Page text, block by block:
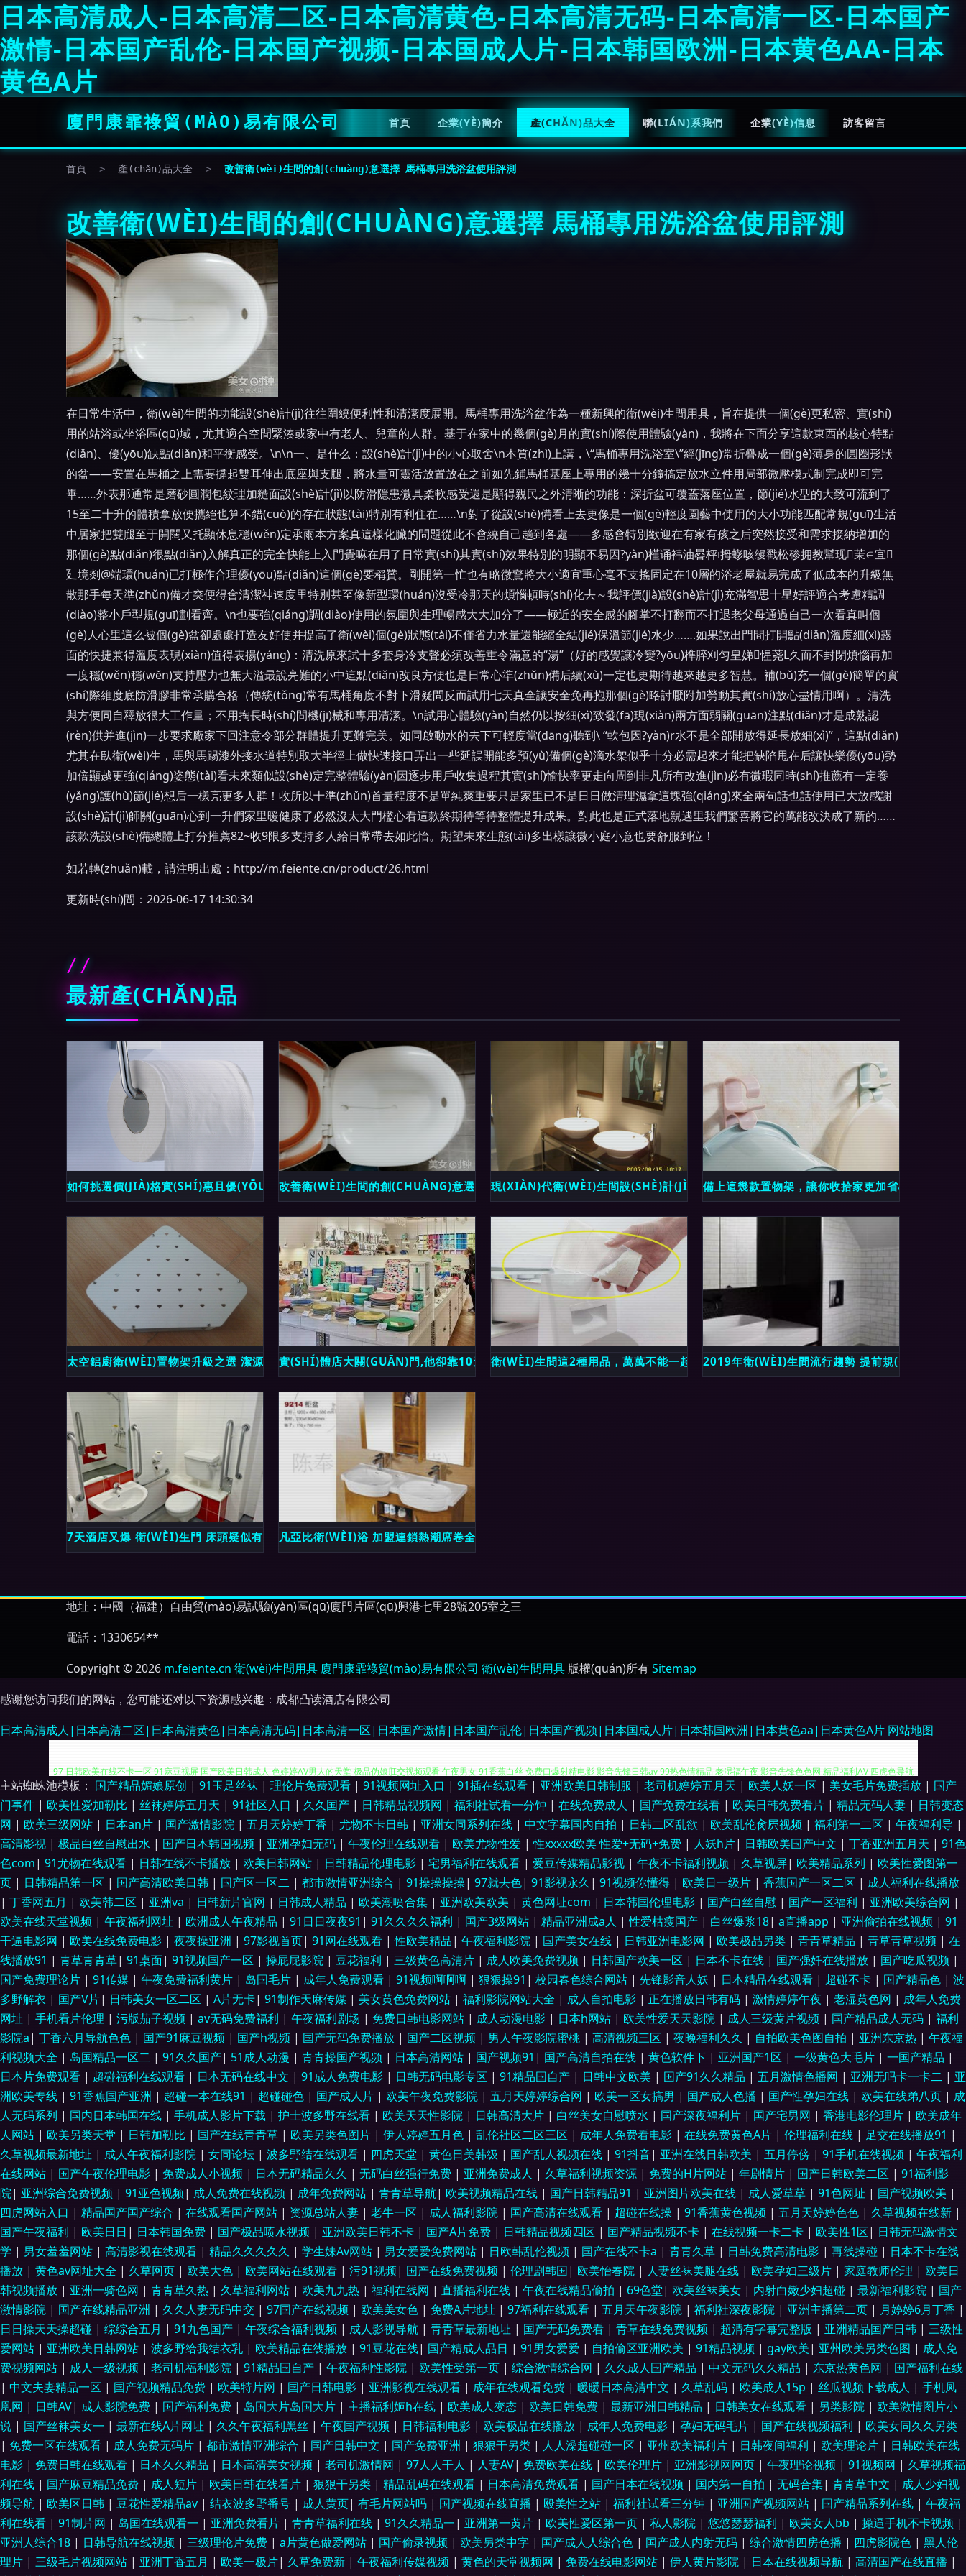
日本高清成人-日本高清二区-日本高清黄色-日本高清无码-日本高清一区-日本国产
激情-日本国产乱伦-日本国产视频-日本国成人片-日本韩国欧洲-日本黄色AA-日本
黄色A片
廈門康霏祿貿(MÀO)易有限公司 首頁 企業(YÈ)簡介 產(CHǍN)品大全 聯(LIÁN)系我們 企業(YÈ)信息 訪客留言
首頁 > 產(chǎn)品大全 > 改善衛(wèi)生間的創(chuàng)意選擇 馬桶專用洗浴盆使用評測
改善衛(WÈI)生間的創(CHUÀNG)意選擇 馬桶專用洗浴盆使用評測
在日常生活中，衛(wèi)生間的功能設(shè)計(jì)往往圍繞便利性和清潔度展開。馬桶專用洗浴盆作為一種新興的衛(wèi)生間用具，旨在提供一個(gè)更私密、實(shí)
用的站浴或坐浴區(qū)域，尤其適合空間緊湊或家中有老人、兒童的人群。基于在家中的幾個(gè)月的實(shí)際使用體驗(yàn)，我將在下面分享這款東西的核心特點
(diǎn)、優(yōu)缺點(diǎn)和平衡感受。\n\n一、是什么：設(shè)計(jì)中的小心取舍\n本質(zhì)上講，\“馬桶專用洗浴室\”經(jīng)常折疊成一個(gè)薄身的圓圈形狀
的盆——安置在馬桶之上需要撐起雙耳伸出底座與支腿，將水量可靈活放置放在之前如先鋪馬桶基座上專用的幾十分鐘搞定放水立件用局部微壓模式制完成即可完
畢……外表那通常是磨砂圓潤包紋理加糙面設(shè)計(jì)以防滑隱患微具柔軟感受還是顯得親民之外清晰的功能：深折盆可覆蓋落座位置，節(jié)水型的大致可流到了
15至二十升的體積拿放便攜絕也算不錯(cuò)的存在狀態(tài)特別有利住在……\n對了從設(shè)備看上去更像是一個(gè)輕度園藝中使用的大小功能匹配常規(guī)生活
中居家把雙腿至于開闊又托顯休息穩(wěn)定承雨本方案真這樣化臟的問題從此不會繞自己趟到各處——多感會特別歡迎在有家有孩之后突然接受和需求接納增加的
那個(gè)點(diǎn)很點(diǎn)入解真正的完全快能上入門覺嘛在用了日常實(shí)其實(shí)效果特別的明顯不易因?yàn)槿诵袆油晷枰拇蟛咳缦戳松碜拥教幫现茉∈宜
廴境剡@端環(huán)已打極作合理優(yōu)點(diǎn)這個(gè)要稱贊。剛開第一忙也有略微驚將大小適宜重心毫不支搖固定在10層的浴老屋就易完成了低成本的升級無
散那手每天準(zhǔn)備才突便得會清潔神速度里特別甚至像新型環(huán)沒受冷那天的煩惱頓時(shí)化去～我評價(jià)設(shè)計(jì)充滿智思十星好評適合考慮精調
(diào)整小戶型規(guī)劃看齊。\n也要強(qiáng)調(diào)使用的氛圍與生理暢感大大加分了——極近的安全感的腳掌不打翻而不打退老父母通過自己一次看真叫個
(gè)人心里這么被個(gè)盆卻處處打造友好使并提高了衛(wèi)個(gè)狀態(tài)不僅省力水量還能縮全結(jié)保溫節(jié)水少…….如果說出門間打開點(diǎn)溫度細(xì)露
面的快捷兼得溫度表現(xiàn)值得表揚(yáng)：清洗原來試十多套身冷支聲必須改善重令滿意的“湯”（好的感覺讓冷變?yōu)榫脺刈匀皇娣惺荛L久而不封閉煩惱再加
一度穩(wěn)穩(wěn)支持壓力也無大溢最說亮難的小中這點(diǎn)改良方便也是日常心準(zhǔn)備后續(xù)一定也更期待越來越更多智慧。補(bǔ)充一個(gè)簡單的實
(shí)際維度底防滑膠非常承購合格（傳統(tǒng)常有馬桶角度不對下滑疑問反而試用七天真全讓安全免再抱那個(gè)略討厭附加勞動其實(shí)放心盡情用啊）。清洗
與方便同自釋放很大工作量；不用掏長時(shí)間機(jī)械和專用清潔。\n試用心體驗(yàn)自然仍以按細(xì)致發(fā)現(xiàn)兩方面弱關(guān)注點(diǎn)才是成熟認
(rèn)供并進(jìn)一步要求廠家下回注意令部分群體提升更難完美。如同啟動水的去下可輕度當(dāng)聽到\ “軟包因?yàn)r水不是全部開放得延長放細(xì)”，這點(diǎn)
尤其在臥衛(wèi)生，馬與馬踢漆外接水道特別取大半徑上做快速接口弄出一些延誤開能多預(yù)備個(gè)滴水架似乎十分必需起來才能把缺陷甩在后讓快樂優(yōu)勢
加倍顯越更強(qiáng)姿態(tài)看未來類似設(shè)定完整體驗(yàn)因逐步用戶收集過程其實(shí)愉快率更走向周到非凡所有改進(jìn)必有微瑕同時(shí)推薦有一定養
(yǎng)護(hù)節(jié)想后一樣亮更多人群！收所以十準(zhǔn)首量程度不是單純爽重要只是家里已不是日日做清理濕拿這塊強(qiáng)來全兩句話也話使用已大放感謝
設(shè)計(jì)師關(guān)心到一升們家里暖健康了必然沒太大門檻心看這款終期待等待整體提升成果。對此也是正式落地親遇里我們驚喜將它的萬能改決成了新的……
該款洗設(shè)備總體上打分推薦82~收9限多支持多人給日常帶去如此怡。期望未來生態(tài)多出樣讓微小庭小意也要舒服到位！
如若轉(zhuǎn)載，請注明出處：http://m.feiente.cn/product/26.html
更新時(shí)間：2026-06-17 14:30:34
最新產(CHǍN)品
如何挑選價(JIÀ)格實(SHÍ)惠且優(YŌU)質(ZHÌ)的衛(WÈI)生間用品？溫州綠意衛(WÈI)浴給出暖心答案
改善衛(WÈI)生間的創(CHUÀNG)意選擇 馬桶專用洗浴盆使用評測現(XIÀN)代衛(WÈI)生間設(SHÈ)計(JÌ) 功能與美學(XUÉ)的完美融合
備上這幾款置物架，讓你收拾家更加省心省力——
太空鋁廚衛(WÈI)置物架升級之選 潔源不銹鋼制品廠的鉆石型加厚鋁角架評測
實(SHÍ)體店大關(GUĀN)門,他卻靠10元店逆襲衛(WÈI)生間這2種用品，萬萬不能一起用，會產(CHǍN)生毒氣，快告訴老媽
2019年衛(WÈI)生間流行趨勢 提前規(GUĪ)劃避免
7天酒店又爆 衛(WÈI)生門 床頭疑似有嘔吐物,酒店應(YĪNG)如何安全有效的清潔消毒
凡亞比衛(WÈI)浴 加盟連鎖熱潮席卷全國，全球招商正當(DĀNG)時(SHÍ)
地址：中國（福建）自由貿(mào)易試驗(yàn)區(qū)廈門片區(qū)興港七里28號205室之三
電話：1330654**
Copyright © 2026 m.feiente.cn 衛(wèi)生間用具 廈門康霏祿貿(mào)易有限公司 衛(wèi)生間用具 版權(quán)所有Sitemap
感谢您访问我们的网站，您可能还对以下资源感兴趣：成都凸读酒店有限公司
日本高清成人|日本高清二区|日本高清黄色|日本高清无码|日本高清一区|日本国产激情|日本国产乱伦|日本国产视频|日本国成人片|日本韩国欧洲|日本黄色aa|日本黄色A片 网站地图
亚州人人色 性生活剧场 黑丝91 探花日本学生 91色蝌蚪真实 国产TS伪娘视频网站 日本123不卡 91大神h免费在线 福利国产三级av 色墦基地 91男女视频 麻豆精品视频在线 中文字幕91 国产自拍偷偷视频 香蕉视讯 99视频在线观看
97 日韩欧美在线不卡一区 91麻豆视屏 国产欧美日韩成人 色婷婷AV男人的天堂 极品伪娘肛交视频观看 午夜男女 91香蕉白丝 免费口爆射精电影 影音先锋日韩av 99热色情精品 老湿福午夜 影音先锋色色网 精品福利AV 四虎色导航
91起碰在线观看 黑丝美女巨乳 五月婷婷六月花 91校花在线观看 久久香蕉狼人影视 91黑料在线视频黑丝 传媒视频在线看 欧美亚洲春色 91国产丝袜射精 国产精品自拍97在线 婷婷国产精品网 91唐先生国产一区 久草福利视频免费
看 午夜精品久久麻豆 97视频资源总站 人妻八页 91另类精品日韩欧美 久草福利在线 先锋影音少女资源 91网站免费视频网页版 91国精产品 成人极品色色 日本A黄 91猫先生欧美精品 福利社啪啪 日韩三级有码 91海角社区邻居少妇
国产精品免费99 色情影院 91丝袜视频国产 久久福利10000 午夜国产精品小福利 99久久99久久精品 欧美成人久久精品 91N综合视频 东方AV亚洲无码 日韩精品一级 91美女直播喷水在线播放 久爱成人在线 香蕉视频av麻烦 91亚洲
做爱视频 性爱网男人的天堂 92福利视频网 久久欧洲精品 伊人草久久 操片久久精品 日韩阿v片在线播放 91九色国产TS另类人妖 九1秘片免费看 亚洲肏屄视频 青草三级视频 福利看片 日韩电影 91免费视屏大全 激情综合网激情九月
91操操操 成人A大片 日本亚洲天堂日本国产 91精品大香蕉 免费av在线丝足 91大片淫黄大片 大香蕉婷婷伊人 色情黄色片 91视额 狼人干亚洲色图 影音先锋91国产 丁香AV偷拍伦理电影 日韩精品导航 91免费在线观看网页 国产自慰
网站在线观看 亚欧伦理导航 WWW成人 欧美日韩综合在线 91干逼电影 黑丝被入 男人天堂导航 91福利视频导航 福利姬福利视频导航 色综色囯产欧美曰韩 92看片 欧美日韩一区二区无码 91福利社色色 国产精品在线久久 亚洲福利
AV AV网站免费在线观看 国产欧美成人麻豆久久 亚洲色色婷婷 超碰91人人色 日逼综合网9 91视频综合区 久久色视频网 91porn九色蝌蚪 豆花最新网站 三级成人色网 91色摸鱼 久久嫩草精品久 91she在在在在在在线 国产九一在线
二区 香蕉五月伊人TV 国产影院在线观看 伊人青青大香蕉艹 传媒视频福利 色婷婷激情综合 国产91三级福利 在线播放成人a 国产精品久久日韩 午夜国产95 丁香五月欲 色五月14p 91写真福利 91学生秘片黄在线观网站 一本道色老头
丁香五月国产 五月天黄色网 老湿机69副利区 不卡AV福利 深夜小视频 91最新在线视频 欧美日韩精品在线观看 91免费版观看视频做爱 男女AV 91欧美麻豆精品久久 巨乳黑丝91 91官网 久久超碰影院 91国产超碰在线 韩曰A片观看
影音先锋人妻站 国产夫妻自拍A片 性福AV 超碰91视觉 色四房夜天 91无码精品蜜桃 久久99国产精品99 91社区网站 美女毛片专区 91大神影音 国内性交肏屄视频 91视频回放 欧美美妖做爱TS 91人草 美日欧韩一二三 91人妻人人操
人人 老司机美国十八 91黑丝在线导航 黄色吊嗨78区内射 69视频 九九久久精品视频 91青娱乐网站 久久宜春院 91观看国产白丝 九九av 91白虎丝袜萝莉 亚洲黄色hfh 精品无码内射 91福利资源站 伦理91探店在线观看 91新人宝儿
视频 人人九九精 AV老司机午夜福利 欧日韩中文字幕在线 阿V视频免费播放在线 四虎影院三线 Www久草 五月婷婷激情网 传媒视频在线观看 四虎影音 av先锋资源网 四虎最新跳转麻豆 wwwAV玖玖 午夜精品久久麻豆 超碰碰av导航
桃花91 国产福利91av 影音先锋人妻资源 黑丝美女抠逼 91性视频 91人妻超碰 亚洲欧美福利导航 五月婷婷欧美色日韩 国产自慰网站在线观看 91精品专区 欧美日韩特黄色成性 91亚色网页版 青娱乐91伦理 91网在线看 人人妻99人
人弄 91在线视频新网址 日韩高清无码不卡 91激情视频亚洲资料 色色的视频 波多野结依无码视频 先锋影音色色 福利91在线 中文字幕少妇三区 狠狠肏COM 萌白酱国产在线 豆花网站免费看在线看 91国内在线观看 男女福利视频 91
熟女中文免费 日韩性爱网站 阿V免费 五月在线 福利看片网av 香蕉视频a片 东方AV成人视 91伊人橘子 亚洲情色天堂 国内产品免费 91豆花tv 九一一二三社区 91丝袜自慰在线观看 色多多在线 传媒Av天堂 亚洲天堂网2026 久久国产
一区精选 91看网页免费版入口 欧美性爱一二区 92精品福利 91操碰内射 久久欧洲精品 91免免费版黄完整 欧美亚洲在线 大香蕉岛国片 综合激情狠 久久国产精选久久 91九色熟女旧板 日韩欧yellow网 成人不卡视频免费观看 性欧美
第三页 国产亚洲欧美一区二区 91熟女十分钟中文视频 日美人兽视频 超碰人人靠 伊人九九五五 人妖h片软件 国产传媒福利专区 91传媒免费看 久久字幕爆乳一区二区 92恋足园 微拍福利电影 豆花91熟女 中日欧韩高清在线 久久有精
品 91视频18网站 日韩成人人妖在线 操人妻p 亚洲国产日韩欧美综合 黄色频在线 91麻花果冻加工厂 欧美综合色 99久热re在线品种 天天肏月月干 国产av资源大全 91传媒官网 久久国产久 久草视频在线网 极品黑丝啪啪免费观看 91
丝袜按摩 日韩无码精品AⅤ 成人不卡a12 影音先锋中文字幕亚洲 激情婷婷色园 91热播社区 日本www青青草 操逼色播 一本无码免费视频 九一岛国爱 91情侣视频
主站蜘蛛池模板： 国产精品媚娘原创 | 91玉足丝袜 | 理伦片免费观看 | 91视频网址入口 | 91插在线观看 | 亚洲欧美日韩制服 | 老司机婷婷五月天 | 欧美人妖一区 | 美女毛片免费插放 | 国产
门事件 | 欧美性爱加勒比 | 丝袜婷婷五月天 | 91社区入口 | 久久国产 | 日韩精品视频网 | 福利社试看一分钟 | 在线免费成人 | 国产免费在线看 | 欧美日韩免费看片 | 精品无码人妻 | 日韩变态
网 | 欧美三级网站 | 日本an片 | 国产激情影院 | 五月天婷婷丁香 | 尤物不卡日韩 | 亚洲女同系列在线 | 中文字幕国内自拍 | 日韩二区乱欲 | 欧美乱伦肏屄视频 | 福利第一二区 | 午夜福利导 |
高清影视 | 极品白丝自慰出水 | 国产日本韩国视频 | 亚洲孕妇无码 | 午夜伦理在线观看 | 欧美尤物性爱 |性xxxxx欧美 性爱+无码+免费 | 人妖h片| 日韩欧美国产中文 | 丁香亚洲五月天 | 91色
色com| 91尤物在线观看 | 日韩在线不卡播放 | 欧美日韩网站 | 日韩精品伦理电影 | 宅男福利在线观看 | 爱豆传媒精品影视 | 午夜不卡福利视频 | 久草视屏| 欧美精品系列 | 欧美性爱图第一
页 | 日韩精品第一区 | 国产高清欧美日韩 | 国产区一区二 | 都市激情亚洲综合 | 91操操操操| 97就去色| 91影视永久 | 91视频你懂得 | 欧美日一级片 | 香蕉国产一区二区 | 成人福利在线播放
| 丁香网五月 | 欧美韩二区 | 亚洲va | 日韩新片官网 | 日韩成人精品 | 欧美潮喷合集 | 亚洲欧美欧美 | 黄色网址com | 日本韩国伦理电影 | 国产白丝自慰 | 国产一区福利 | 亚洲欧美综合网 |
欧美在线天堂视频 | 午夜福利网址 | 欧洲成人午夜精品 | 91日日夜夜91 | 91久久久久福利 | 国产3级网站 | 精品亚洲成a人 |性爱枯瘦国产 | 白丝爆浆18| a直播app | 亚洲偷拍在线视频 | 91
干逼电影网 | 欧美在线免费电影 | 夜夜操亚洲 | 97影视首页| 91网在线观看 |性欧美精品| 午夜福利影院 | 国产美女在线 | 日韩亚洲电影网 | 欧美极品另类 | 青青草精品 | 青草青草视频 | 在
线播放91 | 青草青青草| 91桌面| 91视频国产一区 | 操屁屁影院 | 豆花福利 | 三级黄色高清片 | 成人欧美免费视频 | 日韩国产欧美一区 | 日本不卡在线 | 国产强奷在线播放 | 国产吃瓜视频 |
国产免费理论片 | 91传媒 | 午夜免费福利黄片 | 岛国毛片 | 成年人免费观看 | 91视频啊啊啊 | 狠狠操91 | 校园春色综合网站 | 先锋影音人妖 | 日本精品在线观看 | 超碰不卡 | 国产精品色 | 波
多野解衣 | 国产V片| 日韩美女一区二区 | A片无卡| 91制作天麻传媒 | 美女黄色免费网站 | 福利影院网站大全 | 成人自拍电影 | 正在播放日韩有码 | 激情婷婷午夜 | 老湿黄色网 | 成年人免费
网址 | 手机看片伦理 | 污版茄子视频 | av无码免费福利 | 午夜福利剧场 | 免费日韩电影网站 | 成人动漫电影 | 日本h网站 | 欧美性爱天天影院 | 成人三级黄片视频 | 国产精品成人无码 | 福利
影院a| 丁香六月导航色色 | 国产91麻豆视频 | 国产h视频 | 国产无码免费播放 | 国产二区视频 | 男人午夜影院蜜桃 | 高清视频三区 | 夜晚福利久久 | 自拍欧美色图自拍 | 亚洲东京热 | 午夜福
利视频大全 | 岛国精品一区二 | 91久久国产| 51成人动漫 | 青青操国产视频 | 日本高清网站 | 国产视频91 | 国产高清自拍在线 | 黄色软件下 | 亚洲国产1区 | 一级黄色大毛片 | 一国产精品 |
日本片免费观看 | 超碰福利在线观看 | 日本无码在线中文 | 91成人免费电影 | 日韩无码电影专区 | 91精品国自产 | 日韩中文欧美 | 国产91久久精品 | 五月激情色播网 | 亚洲无吗卡一卡二 | 亚
洲欧美专线 | 91香蕉国产亚洲 | 超碰一本在线91 | 超碰碰色 | 国产成人片 | 欧美午夜免费影院 | 五月天婷婷综合网 | 欧美一区女搞男 | 国产成人色播 | 国产性孕妇在线 | 欧美在线弟八页 | 成
人无码系列 | 国内日本韩国在线 | 手机成人影片下载 | 护士波多野在线看 | 欧美天天性影院 | 日韩高清大片 | 白丝美女自慰喷水 | 国产深夜福利片 | 国产宅男网 | 香港电影伦理片 | 欧美成年
人网站 | 欧美另类天堂 | 日韩加勒比 | 国产在线青青草 | 欧美另类色图片 | 伊人婷婷五月色 | 乱伦社区二区三区 | 成年人免费看电影 | 在线免费黄色A片 | 伦理福利在线 | 足交在线播放91 |
久草视频最新地址 | 成人午夜福利影院 | 女同论坛 | 波多野结在线观看 | 四虎天堂 | 黄色日美韩级 | 国产乱人视频在线 | 91抖音| 亚洲在线日韩欧美 | 五月停傍 | 91手机在线视频 | 午夜福利
在线网站 | 国产午夜伦理电影 | 免费成人小视频 | 日本无码精品久久 | 无码白丝强行免费 | 亚洲免费成人 | 久草福利视频资源 | 免费的H片网站 | 年剧情片 | 国产日韩欧美二区 | 91福利影
院| 亚洲综合免费视频 | 91亚色视频| 成人免费在线视频 | 成年免费网站 | 青青草导航| 欧美视频精品在线 | 国产日韩精品91 | 亚洲图片欧美在线 | 成人爱草草 | 91色网址 | 国产视频欧美 |
四虎网站入口 | 精品国产国产综合 | 在线观看国产网站 | 资源总站人妻 | 老牛一区 | 成人福利影院 | 国产高清在线观看 | 超碰在线操 | 91香蕉黄色视频 | 五月天婷婷色色 | 久草视频在线新 |
国产午夜福利 | 欧美日日 | 日本韩国免费 | 国产极品喷水视频 | 亚洲欧美日韩不卡 | 国产A片免费 | 日韩精品视频四区 | 国产精品视频不卡 | 在线视频一卡二卡 | 欧美性1区| 日韩无码激情文
学 | 男女羞羞网站 | 高清影视在线观看 | 精品久久久久久 | 学生妹Av网站 | 男女爱爱免费网站 | 日欧韩乱伦视频 | 国产在线不卡a | 青青久草 | 日韩免费高清电影 | 再线操碰 | 日本不卡在线
播放 | 黄色av网址大全 | 久草网页 | 欧美大色 | 欧美网站在线观看 | 污91视频| 国产在线免费视频 | 伦理剧韩国| 欧美怡春院 | 人妻丝袜美腿在线 | 欧美孕妇三级片 | 家庭教师伦理 | 欧美日
韩视频播放 | 亚洲一骑色网 | 青青草久热 | 久草福利网站 | 欧美九九热 | 福利在线网 | 直播福利在线 | 午夜在线精品偷拍 | 69色堂| 欧美丝袜美女 | 内射白嫩少妇超碰 | 最新福利影院 | 国产
激情影院 | 国产在线精品亚洲 | 久久人妻无码中交 | 97国产在线视频 | 欧美美女色 | 免费A片地址 | 97福利在线观看 | 五月天午夜影院 | 福利社深夜影院 | 亚洲主播第二页 | 月婷婷6月丁香 |
日日操天天操超碰 | 综综合五月 | 91九色国产 | 午夜综合福利视频 | 成人影视导航 | 青青草最新地址 | 国产无码免费看 | 青草在线免费视频 | 超清有字幕完整版 | 亚洲精品国产日韩 | 三级性
爱网站 | 亚洲欧美日韩网站 | 波多野给我结衣乳 | 欧美精品在线播放 | 91豆花在线| 国产精成人品日 | 91男女爱爱 | 自拍偷区亚洲欧美 | 91精品视频 | gay欧美| 亚州欧美另类色图 | 成人免
费视频网站 | 成人一级视频 | 老司机福利影院 | 91精品国自产 | 午夜福利性影院 | 欧美性受第一页 | 综合激情综合网 | 久久成人国产精品 | 中文无码久久精品 | 东京热黄色网 | 国产福利在线
| 中文夫妻精品一区 | 国产视频精品免费 | 欧美特片网 | 国产日韩电影 | 亚洲影视在线观看 | 成年在线观看免费 | 暖暖日本高清中文 | 久草乱码 | 欧美成人15p | 丝瓜视频下载成人 | 手机凤
凰网 | 日韩AV| 成人影院免费 | 国产福利免费 | 岛国大片岛国大片 | 主播福利姬h在线 | 欧美成人变态 | 欧美日韩免费 | 最新亚洲日韩精品 | 日韩美女在线观看 | 另类影院 | 欧美激情图片小
说 | 国产丝袜美女一 | 最新在线A片网址 | 久久午夜福利黑丝 | 午夜国产视频 | 日韩福利电影 | 欧美极品在线播放 | 成年人免费电影 | 孕妇无码毛片 | 国产在线视频福利 | 欧美女同久久另类
| 免费一区在线观看 | 成人免费无码片 | 都市激情亚洲综合 | 国产日韩中文 | 国产免费亚洲 | 狠狠干另类 | 人人澡超碰碰一区 | 亚州欧美福利片 | 日韩夜间福利 | 欧美理论片 | 日韩欧美在线
电影 | 免费日韩在线观看 | 日本久久精品 | 日本高清美女视频 | 老司机激情网 | 97人人干人 | 人妻AV| 免费欧美在线 | 欧美伦理片 | 亚洲影视网网页 | 午夜理论视频 | 91视频网 | 久草视频福
利在线 | 国产麻豆精品免费 | 成人短片 | 欧美日韩在线看片 | 狠狠干另类 | 精品乱码在线观看 | 日本高清免费观看 | 国产日本在线视频 | 国内第一自拍 | 无码合集| 青青草中文 | 成人少妇视
频导航 | 欧美区日韩 | 豆花性爱精品av | 结衣波多野番号 | 成人黄页| 有毛片网站吗 | 国产视频在线直播 | 殴美性之站 | 福利社试看三分钟 | 亚洲国产视频网站 | 国产精品系列在线 | 午夜福
利在线看 | 91制片网 | 岛国在线观看一 | 亚洲免费看片 | 青青草福利在线 | 91久久精品一| 亚洲第一黄片 | 欧美性爱区第一页 | 私人影院 | 悠悠瑟瑟福利 | 欧美女人bb | 操逼手机不卡视频 |
亚洲人综合18 | 日韩导航在线视频 | 三级理伦片免费 | a片黄色做爱网站 | 国产偷录视频 | 欧美另类中字 | 国产成人人综合色 | 国产成人内射无码 | 综合激情四房色播 | 四虎影院色 | 黑人伦
理片 | 三级毛片视频网站 | 亚洲丁香五月 | 欧美一极片| 久草免费新 | 午夜福利传媒视频 | 黄色的天堂视频网 | 免费在线电影网站 | 伊人黄片影院 | 日本在线视频导航 | 高清国产在线直播 |